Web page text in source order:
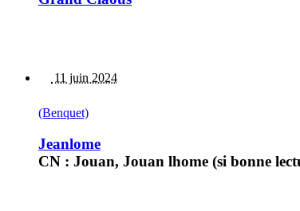
11 juin 2024
(Benquet)
Jeanlome
CN : Jouan, Jouan lhome (si bonne